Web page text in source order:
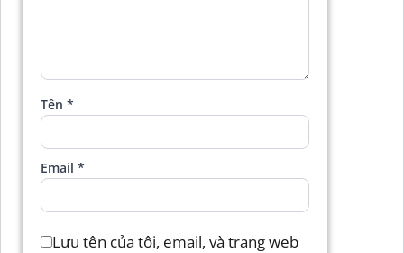
Tên *
Email *
Lưu tên của tôi, email, và trang web